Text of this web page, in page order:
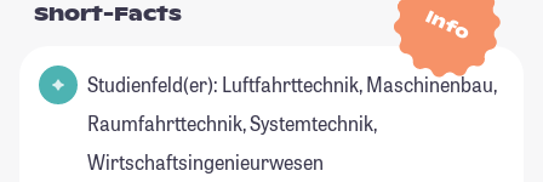
Info
Short-Facts
Studienfeld(er): Luftfahrttechnik, Maschinenbau,
Raumfahrttechnik, Systemtechnik,
Wirtschaftsingenieurwesen